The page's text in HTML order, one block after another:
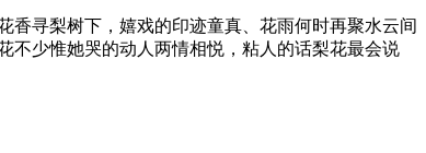
寻梨树下，嬉戏的印迹童真、花雨何时再聚水云间
不少惟她哭的动人两情相悦，粘人的话梨花最会说